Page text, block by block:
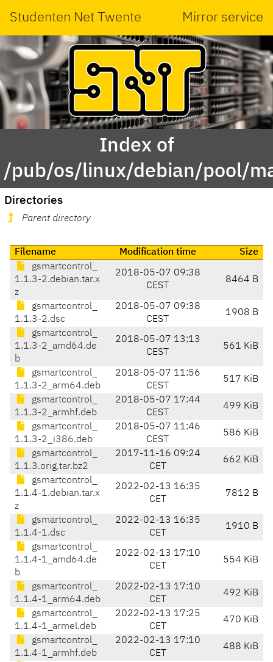
Studenten Net Twente Mirror service
Index of
/pub/os/linux/debian/pool/
Directories
Parent directory
Filename Modification time
Size
gsmartcontrol_
1.1.3-2.debian.tar.x
z
2018-05-07 09:38
CEST
8464 B
gsmartcontrol_
1.1.3-2.dsc
2018-05-07 09:38
CEST
1908 B
gsmartcontrol_
1.1.3-2_amd64.de
b
2018-05-07 13:13
CEST
561 KiB
gsmartcontrol_
1.1.3-2_arm64.deb
2018-05-07 11:56
CEST
517 KiB
gsmartcontrol_
1.1.3-2_armhf.deb
2018-05-07 17:44
CEST
499 KiB
gsmartcontrol_
1.1.3-2_i386.deb
2018-05-07 11:46
CEST
586 KiB
gsmartcontrol_
1.1.3.orig.tar.bz2
2017-11-16 09:24
CET
662 KiB
gsmartcontrol_
1.1.4-1.debian.tar.x
z
2022-02-13 16:35
CET
7812 B
gsmartcontrol_
1.1.4-1.dsc
2022-02-13 16:35
CET
1910 B
gsmartcontrol_
1.1.4-1_amd64.de
b
2022-02-13 17:10
CET
554 KiB
gsmartcontrol_
1.1.4-1_arm64.deb
2022-02-13 17:10
CET
492 KiB
gsmartcontrol_
1.1.4-1_armel.deb
2022-02-13 17:25
CET
470 KiB
gsmartcontrol_
1.1.4-1_armhf.deb
2022-02-13 17:10
CET
488 KiB